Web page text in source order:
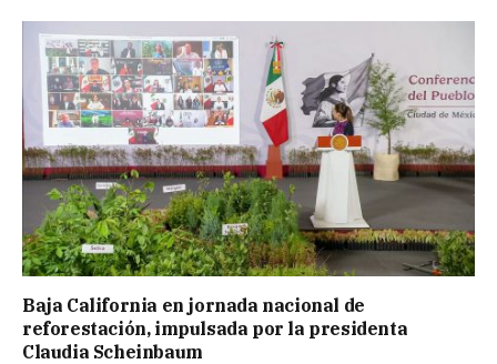
Baja California en jornada nacional de
reforestación, impulsada por la presidenta
Claudia Scheinbaum